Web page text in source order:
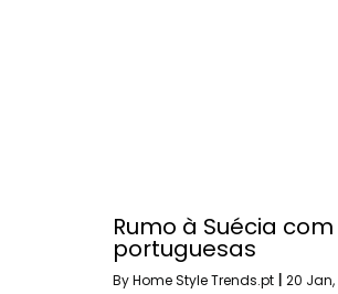
Rumo à Suécia
portuguesas
ByHome Style Trends.pt 20 Jan,